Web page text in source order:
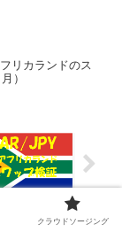
リカランドのス
）
クラウドソージング